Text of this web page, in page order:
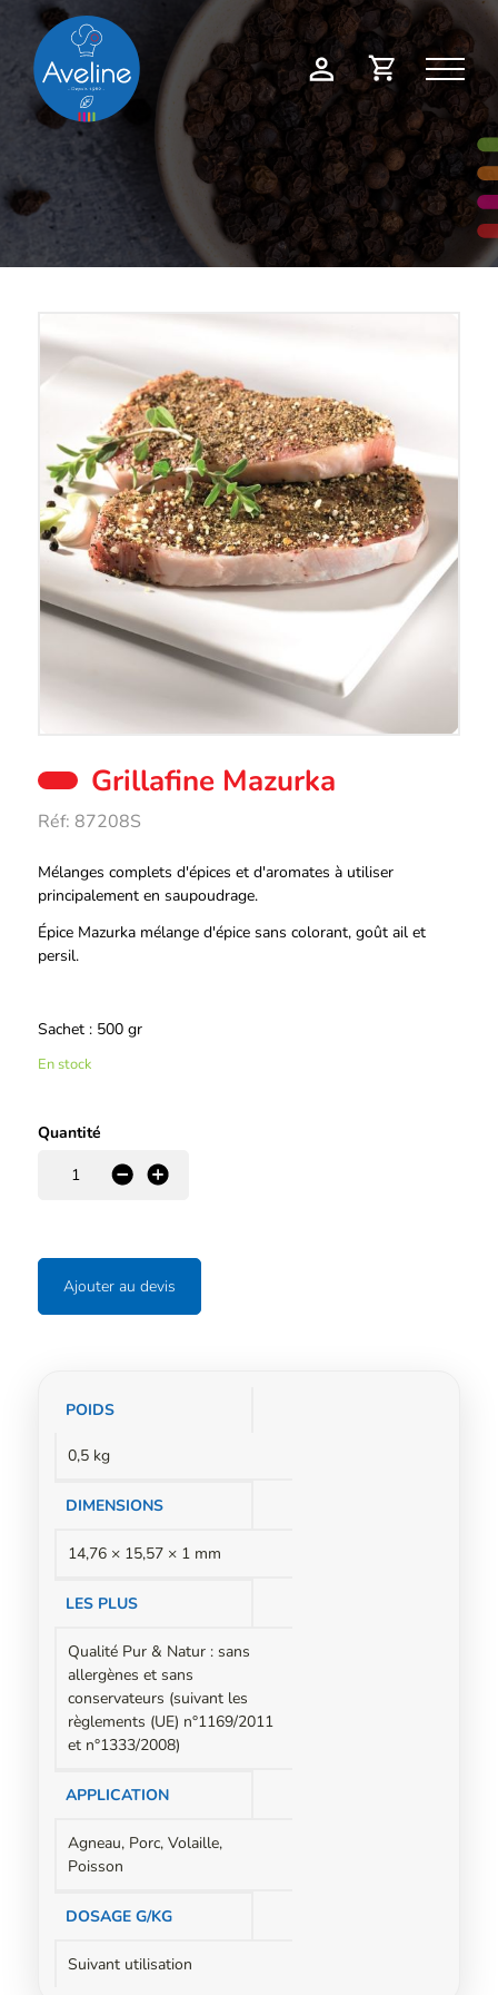
Mon
compte
Demande
de
devis
Grillafine Mazurka
Réf: 87208S
Description
Mélanges complets d'épices et d'aromates à utiliser
principalement en saupoudrage.
Épice Mazurka mélange d'épice sans colorant, goût ail et
persil.
Sachet : 500 gr
En stock
Quantité
+
-
Ajouter au devis
Informations
POIDS
0,5 kg
DIMENSIONS
14,76 × 15,57 × 1 mm
LES PLUS
Qualité Pur & Natur : sans
allergènes et sans
conservateurs (suivant les
règlements (UE) n°1169/2011
et n°1333/2008)
APPLICATION
Agneau, Porc, Volaille,
Poisson
DOSAGE G/KG
Suivant utilisation
Panneau de gestion des cookies